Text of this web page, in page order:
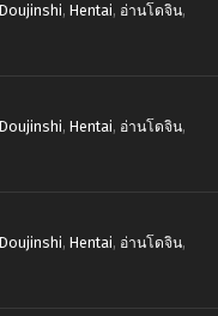
Doujinshi, Hentai, อ่านโดจิน,
Doujinshi, Hentai, อ่านโดจิน,
Doujinshi, Hentai, อ่านโดจิน,